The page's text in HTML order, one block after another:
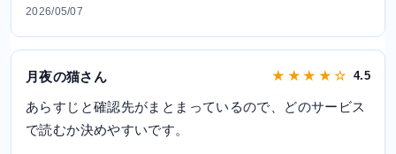
2026/05/07
月夜の猫さん ★ ★ ★ ★ ☆ 4.5
あらすじと確認先がまとまっているので、どのサービス
で読むか決めやすいです。